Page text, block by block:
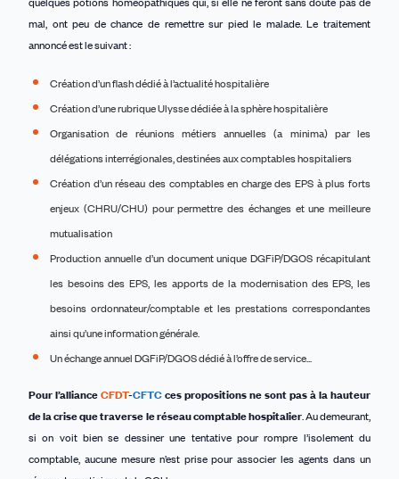
mal, ont peu de chance de remettre sur pied le malade. Le traitement
annoncé est le suivant :
Création d’un flash dédié à l’actualité hospitalière
Création d’une rubrique Ulysse dédiée à la sphère hospitalière
Organisation de réunions métiers annuelles (a minima) par les
délégations interrégionales, destinées aux comptables hospitaliers
Création d’un réseau des comptables en charge des EPS à plus forts
enjeux (CHRU/CHU) pour permettre des échanges et une meilleure
mutualisation
Production annuelle d’un document unique DGFiP/DGOS récapitulant
les besoins des EPS, les apports de la modernisation des EPS, les
besoins ordonnateur/comptable et les prestations correspondantes
ainsi qu’une information générale.
Un échange annuel DGFiP/DGOS dédié à l’offre de service...
Pour l’allianceCFDT-CFTCces propositions ne sont pas à la hauteur
de la crise que traverse le réseau comptable hospitalier. Au demeurant,
si on voit bien se dessiner une tentative pour rompre l’isolement du
comptable, aucune mesure n’est prise pour associer les agents dans un